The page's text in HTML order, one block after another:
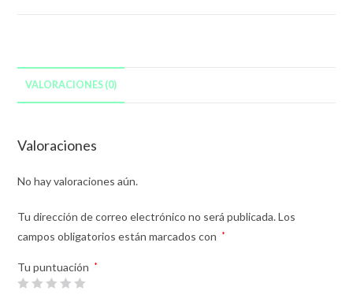
VALORACIONES (0)
Valoraciones
No hay valoraciones aún.
Tu dirección de correo electrónico no será publicada. Los
campos obligatorios están marcados con
*
Tu puntuación *